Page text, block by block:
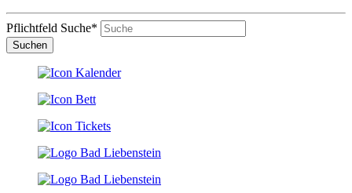
Pflichtfeld Suche*
Suchen